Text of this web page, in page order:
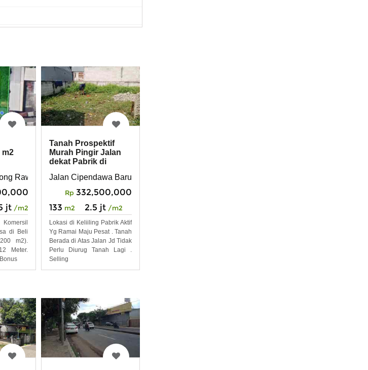
bekasi
m2
Rawalumbu kota Bekasi
jt /m2
di Beli
m2).
Meter.
Tanah Prospektif
Murah Pingir Jalan
dekat Pabrik di
Jalan Cipendawa Baru Bojong Menteng Rawalumbu kota Bekasi
Rp 332,500,000
133 m2 2.5 jt /m2
Lokasi di Keliiling Pabrik Aktif
Yg Ramai Maju Pesat . Tanah
Berada di Atas Jalan Jd Tidak
Perlu Diurug Tanah Lagi .
Selling